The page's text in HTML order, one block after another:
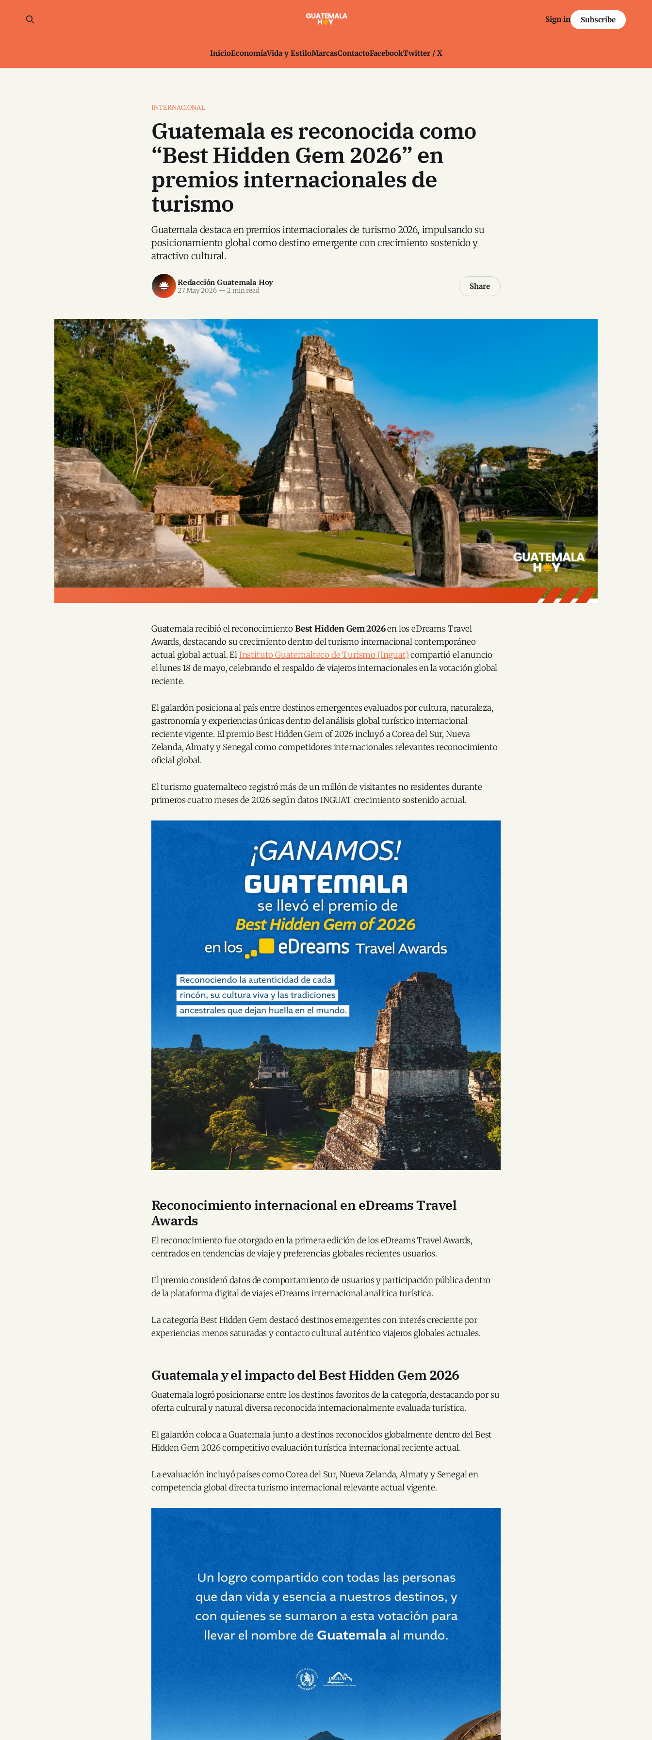
InicioEconomíaVida y EstiloMarcasContactoFacebookTwitter / X
Sign in Subscribe
INTERNACIONAL
Guatemala es reconocida como
“Best Hidden Gem 2026” en
premios internacionales de
turismo
Guatemala destaca en premios internacionales de turismo 2026, impulsando su
posicionamiento global como destino emergente con crecimiento sostenido y
atractivo cultural.
Redacción Guatemala Hoy
27 May 2026 — 2 min read Share
Guatemala recibió el reconocimientoBest Hidden Gem 2026en los eDreams Travel
Awards, destacando su crecimiento dentro del turismo internacional contemporáneo
actual global actual. ElInstituto Guatemalteco de Turismo (Inguat)compartió el anuncio
el lunes 18 de mayo, celebrando el respaldo de viajeros internacionales en la votación global
reciente.
El galardón posiciona al país entre destinos emergentes evaluados por cultura, naturaleza,
gastronomía y experiencias únicas dentro del análisis global turístico internacional
reciente vigente. El premio Best Hidden Gem of 2026 incluyó a Corea del Sur, Nueva
Zelanda, Almaty y Senegal como competidores internacionales relevantes reconocimiento
oficial global.
El turismo guatemalteco registró más de un millón de visitantes no residentes durante
primeros cuatro meses de 2026 según datos INGUAT crecimiento sostenido actual.
Reconocimiento internacional en eDreams Travel
Awards
El reconocimiento fue otorgado en la primera edición de los eDreams Travel Awards,
centrados en tendencias de viaje y preferencias globales recientes usuarios.
El premio consideró datos de comportamiento de usuarios y participación pública dentro
de la plataforma digital de viajes eDreams internacional analítica turística.
La categoría Best Hidden Gem destacó destinos emergentes con interés creciente por
experiencias menos saturadas y contacto cultural auténtico viajeros globales actuales.
Guatemala y el impacto del Best Hidden Gem 2026
Guatemala logró posicionarse entre los destinos favoritos de la categoría, destacando por su
oferta cultural y natural diversa reconocida internacionalmente evaluada turística.
El galardón coloca a Guatemala junto a destinos reconocidos globalmente dentro del Best
Hidden Gem 2026 competitivo evaluación turística internacional reciente actual.
La evaluación incluyó países como Corea del Sur, Nueva Zelanda, Almaty y Senegal en
competencia global directa turismo internacional relevante actual vigente.